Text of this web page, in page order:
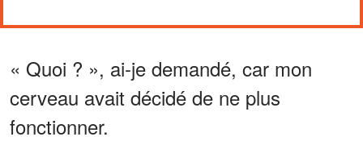
« Quoi ? », ai-je demandé, car mon
cerveau avait décidé de ne plus
fonctionner.